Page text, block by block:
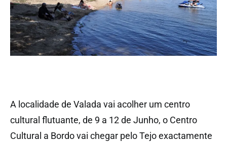
A localidade de Valada vai acolher um centro
cultural flutuante, de 9 a 12 de Junho, o Centro
Cultural a Bordo vai chegar pelo Tejo exactamente